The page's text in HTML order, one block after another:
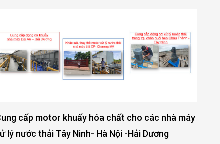
cấp motor khuấy hóa chất cho các nhà máy
lý nước thải Tây Ninh- Hà Nội -Hải Dương